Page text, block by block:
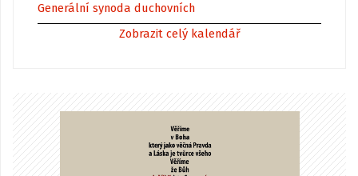
Generální synoda duchovních
Zobrazit celý kalendář